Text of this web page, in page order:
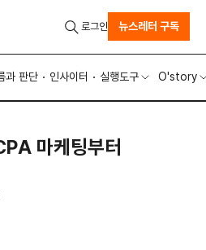
과 판단 인사이터 실행도구 O'story
로그인 뉴스레터 구독
마케팅부터